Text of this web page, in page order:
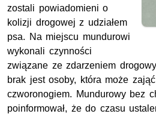
zostali powiadomieni o
kolizji drogowej z udziałem
psa. Na miejscu mundurowi
wykonali czynności
związane ze zdarzeniem
brak jest osoby, która może
czworonogiem. Mundurowy bez
poinformował, że do czasu